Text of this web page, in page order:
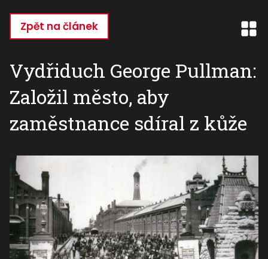
hlavnímu
Zpět na článek
Vydřiduch George Pullman:
Založil město, aby
zaměstnance sdíral z kůže